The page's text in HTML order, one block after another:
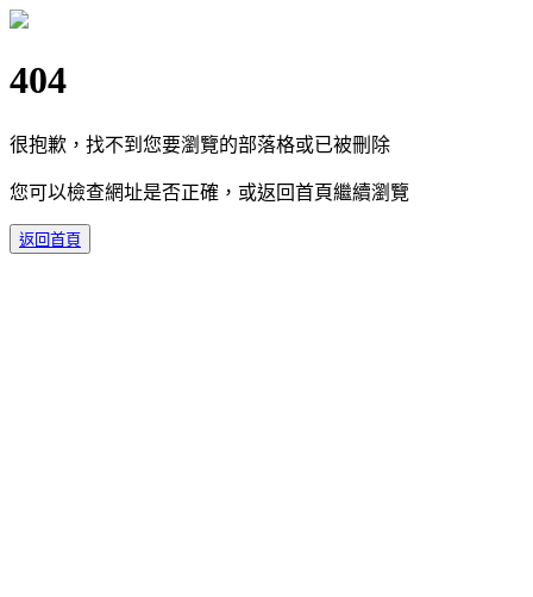
404
很抱歉，找不到您要瀏覽的部落格或已被刪除
您可以檢查網址是否正確，或返回首頁繼續瀏覽
返回首頁